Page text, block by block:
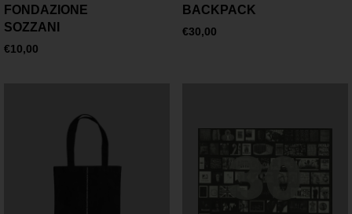
FONDAZIONE
SOZZANI
€10,00
BACKPACK
€30,00